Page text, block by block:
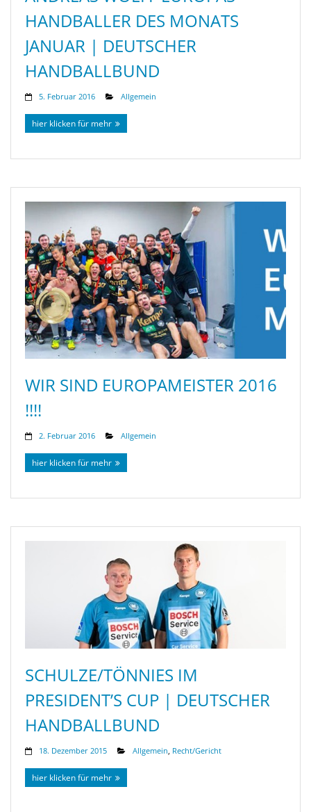
HANDBALLER DES MONATS
JANUAR | DEUTSCHER
HANDBALLBUND
5. Februar 2016 Allgemein
hier klicken für mehr
WIR SIND EUROPAMEISTER 2016
!!!!
2. Februar 2016 Allgemein
hier klicken für mehr
SCHULZE/TÖNNIES IM
PRESIDENT’S CUP | DEUTSCHER
HANDBALLBUND
18. Dezember 2015 Allgemein Recht/Gericht
hier klicken für mehr